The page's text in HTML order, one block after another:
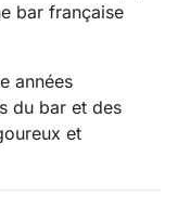
bar française
années
du bar et des
et